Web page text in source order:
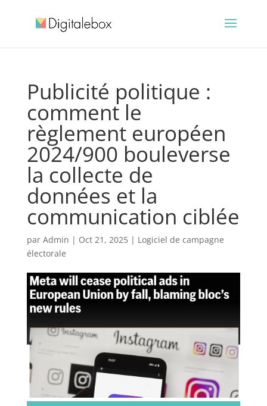
Publicité politique :
comment le
règlement européen
2024/900 bouleverse
la collecte de
données et la
communication ciblée
par Admin | Oct 21, 2025| Logiciel de campagne
électorale